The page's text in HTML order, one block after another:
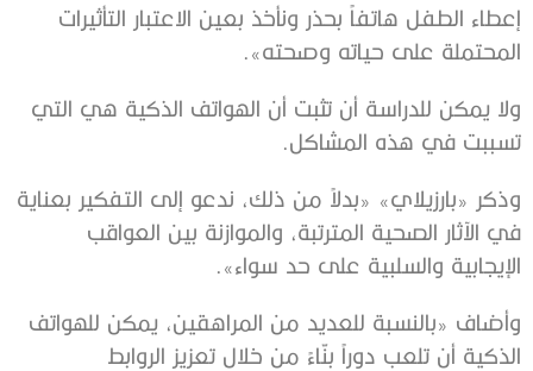
إعطاء الطفل هاتفاً بحذر ونأخذ بعين الاعتبار التأثيرات
المحتملة على حياته وصحته».
ولا يمكن للدراسة أن تثبت أن الهواتف الذكية هي التي
تسببت في هذه المشاكل.
وذكر «بارزيلاي» «بدلاً من ذلك، ندعو إلى التفكير بعناية
في الآثار الصحية المترتبة، والموازنة بين العواقب
الإيجابية والسلبية على حد سواء».
وأضاف «بالنسبة للعديد من المراهقين، يمكن للهواتف
الذكية أن تلعب دوراً بنّاءً من خلال تعزيز الروابط